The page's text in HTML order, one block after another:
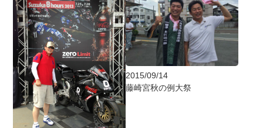
2015/09/14
藤崎宮秋の例大祭